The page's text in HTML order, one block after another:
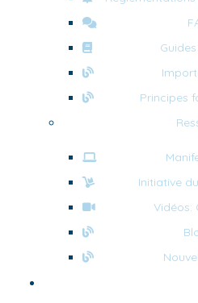
Principes
Initiative
Vidéos: